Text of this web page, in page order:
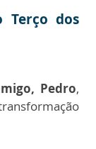
Terço dos
Pedro,